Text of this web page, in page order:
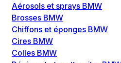
Aérosols et sprays BMW
Brosses BMW
Chiffons et éponges BMW
Cires BMW
Colles BMW